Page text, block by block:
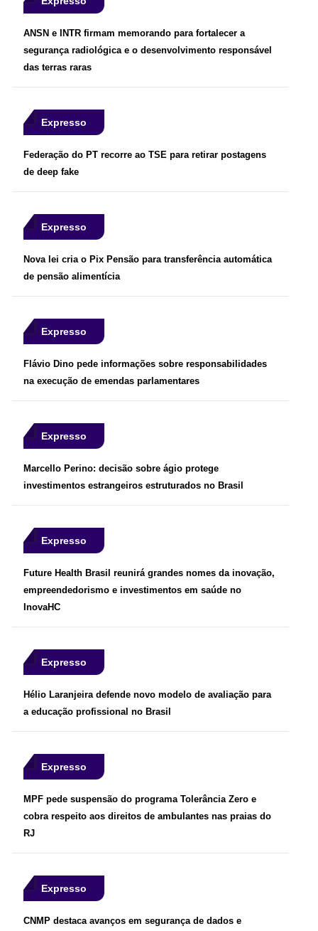
ANSN e INTR firmam memorando para fortalecer a
segurança radiológica e o desenvolvimento responsável
das terras raras
Expresso
Federação do PT recorre ao TSE para retirar postagens
de deep fake
Expresso
Nova lei cria o Pix Pensão para transferência automática
de pensão alimentícia
Expresso
Flávio Dino pede informações sobre responsabilidades
na execução de emendas parlamentares
Expresso
Marcello Perino: decisão sobre ágio protege
investimentos estrangeiros estruturados no Brasil
Expresso
Future Health Brasil reunirá grandes nomes da inovação,
empreendedorismo e investimentos em saúde no
InovaHC
Expresso
Hélio Laranjeira defende novo modelo de avaliação para
a educação profissional no Brasil
Expresso
MPF pede suspensão do programa Tolerância Zero e
cobra respeito aos direitos de ambulantes nas praias do
RJ
Expresso
CNMP destaca avanços em segurança de dados e